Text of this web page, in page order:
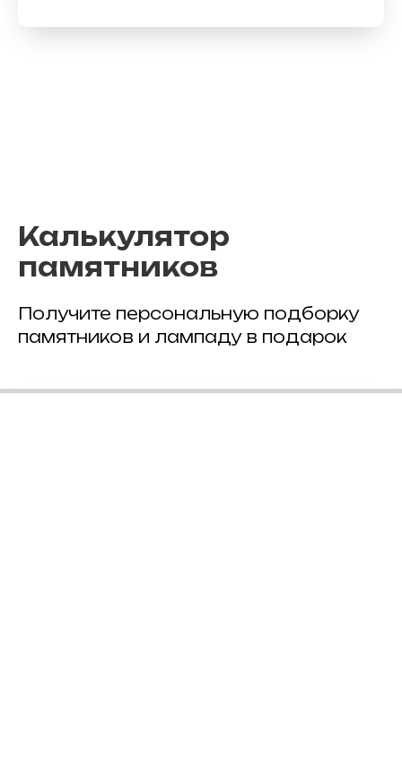
Калькулятор
памятников
Получите персональную подборку
памятников и лампаду в подарок